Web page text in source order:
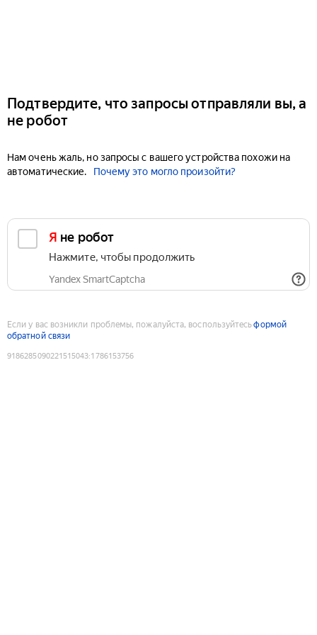
Подтвердите, что запросы отправляли вы, а
не робот
Нам очень жаль, но запросы с вашего устройства похожи на
автоматические.
Почему это могло произойти?
Я не робот
Нажмите, чтобы продолжить
Yandex SmartCaptcha
Если у вас возникли проблемы, пожалуйста, воспользуйтесьформой
обратной связи
9186285090221515043:1786153756